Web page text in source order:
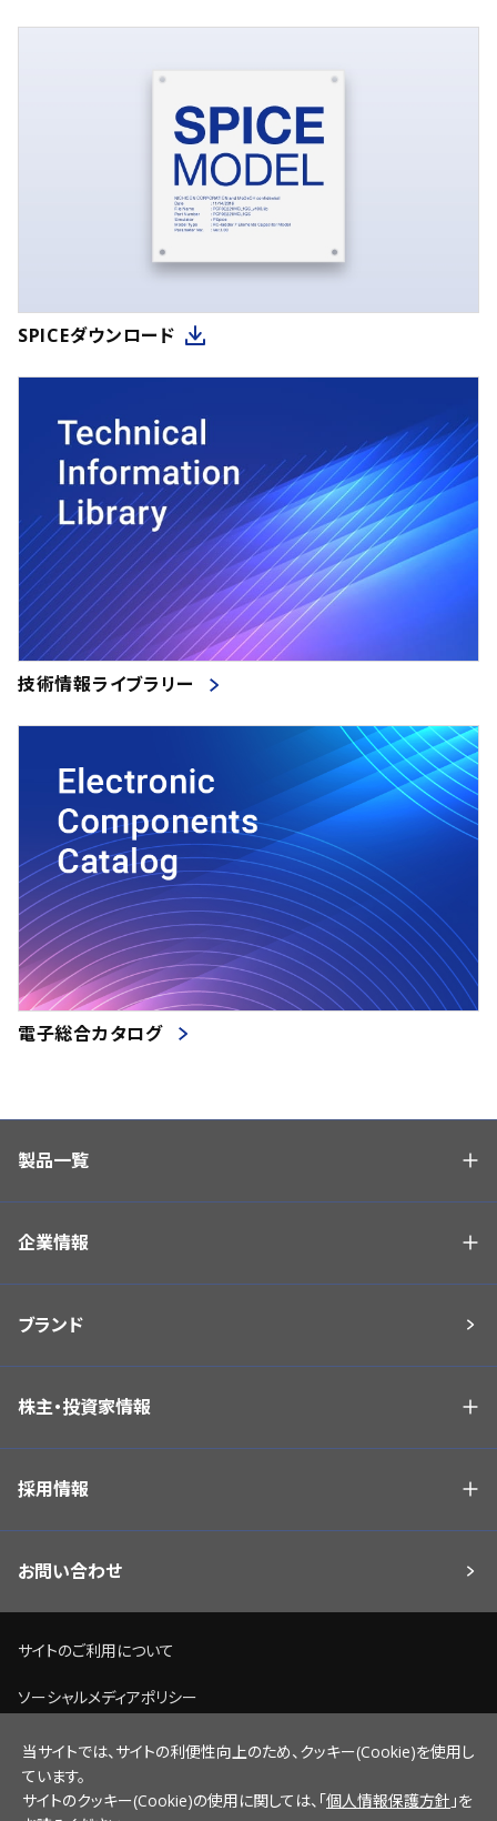
SPICEダウンロード
技術情報ライブラリー
電子総合カタログ
製品一覧
企業情報
ブランド
株主・投資家情報
採用情報
お問い合わせ
サイトのご利用について
ソーシャルメディアポリシー
個人情報保護方針
脆弱性情報開示ポリシー
当サイトでは、サイトの利便性向上のため、クッキー(Cookie)を使用し
ています。
サイトのクッキー(Cookie)の使用に関しては、「個人情報保護方針 」を